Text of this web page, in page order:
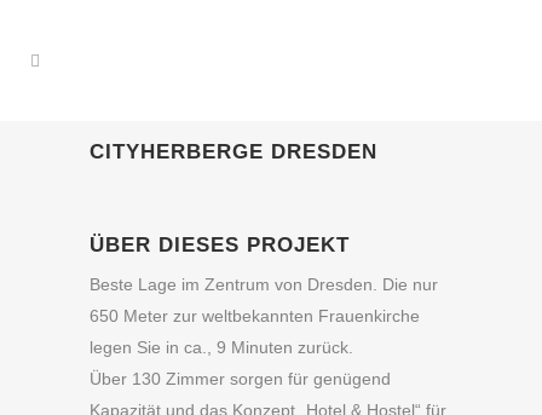
CITYHERBERGE DRESDEN
ÜBER DIESES PROJEKT
Beste Lage im Zentrum von Dresden. Die nur
650 Meter zur weltbekannten Frauenkirche
legen Sie in ca., 9 Minuten zurück.
Über 130 Zimmer sorgen für genügend
Kapazität und das Konzept „Hotel & Hostel“ für